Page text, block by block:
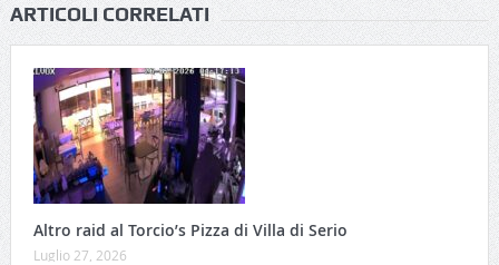
ARTICOLI CORRELATI
Altro raid al Torcio’s Pizza di Villa di Serio
Luglio 27, 2026